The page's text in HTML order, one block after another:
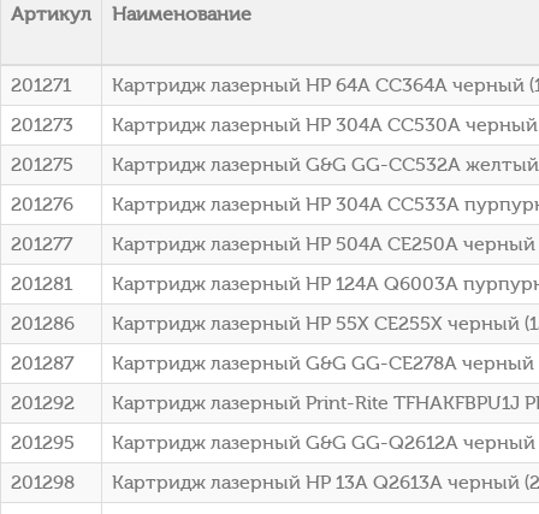
Артикул Наименование
201271
Картридж лазерный HP 64A CC364A черный
201273
Картридж лазерный HP 304A CC530A
201275
Картридж лазерный G&G GG-CC532A
201276
Картридж лазерный HP 304A CC533A
201277
Картридж лазерный HP 504A CE250A черный
201281
Картридж лазерный HP 124A Q6003A
201286
Картридж лазерный HP 55X CE255X черный
201287
Картридж лазерный G&G GG-CE278A черный
201292
Картридж лазерный Print-Rite TFHAKFBPU1J
201295
Картридж лазерный G&G GG-Q2612A
201298
Картридж лазерный HP 13A Q2613A черный